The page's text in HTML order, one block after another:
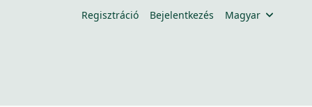
Regisztráció Bejelentkezés Magyar